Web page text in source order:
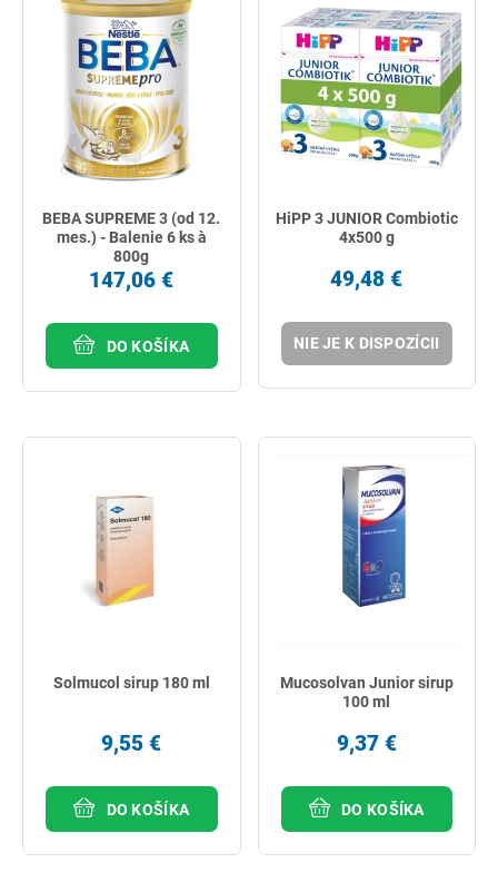
BEBA SUPREME 3 (od 12.
mes.) - Balenie 6 ks à
800g
147,06 €
DO KOŠÍKA
HiPP 3 JUNIOR Combiotic
4x500 g
49,48 €
NIE JE K DISPOZÍCII
Solmucol sirup 180 ml
9,55 €
DO KOŠÍKA
Mucosolvan Junior sirup
100 ml
9,37 €
DO KOŠÍKA